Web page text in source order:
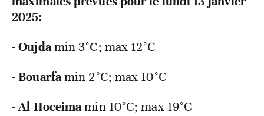
2025:
-Oujdamin 3°C; max 12°C
-Bouarfamin 2°C; max 10°C
-Al Hoceimamin 10°C; max 19°C